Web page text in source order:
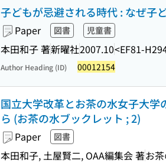
子どもが忌避される時代 : なぜ子
Paper 図書 児童書
本田和子 著新曜社2007.10<EF81-
Author Heading (ID) 00012154
国立大学改革とお茶の水女子大
ら (お茶の水ブックレット ; 2)
Paper 図書
本田和子, 土屋賢二, OAA編集会 著お